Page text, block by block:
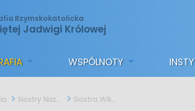
Rzymskokatolicka
Jadwigi Królowej
WSPÓLNOTY
Siostry Nazaretanki Siostra Wiktoria